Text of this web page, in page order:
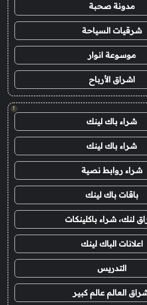
مدونة صحبة
شرقيات السياحة
موسوعة انوار
اشراق الأرباح
!
شراء باك لينك
شراء باك لينك
شراء روابط نصية
باقات باك لينك
لنك، شراء باكلينكات
اعلانات الباك لينك
التدريس
العالم عالم كبير